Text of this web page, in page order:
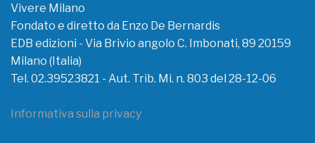
Vivere Milano
Fondato e diretto da Enzo De Bernardis
EDB edizioni - Via Brivio angolo C. Imbonati, 89 20159
Milano (Italia)
Tel. 02.39523821 - Aut. Trib. Mi. n. 803 del 28-12-06
Informativa sulla privacy